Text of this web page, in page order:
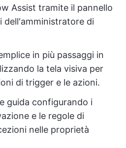
Assist tramite il pannello
dell'amministratore di
in più passaggi in
la tela visiva per
di trigger e le azioni.
guida configurando i
e le regole di
nelle proprietà